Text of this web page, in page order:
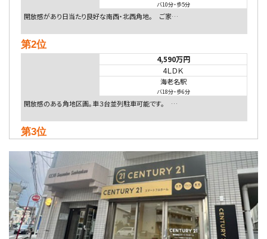
バ10分・歩5分
開放感があり日当たり良好な南西・北西角地。 ご家…
第2位
4,590万円
4ＬＤＫ
海老名駅
バ18分・歩6分
開放感のある角地区画。車３台並列駐車可能です。 …
第3位
4ＬＤＫ
相模大野駅
バ9分・歩4分
２０１５年６月築、積水ハウス施工住宅です。 南東…
第4位
4,080万円